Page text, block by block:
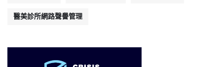
醫美診所網路聲譽管理